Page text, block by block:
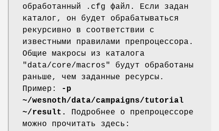
обработанный .cfg файл. Если задан
каталог, он будет обрабатываться
рекурсивно в соответствии с
известными правилами препроцессора.
Общие макросы из каталога
"data/core/macros" будут обработаны
раньше, чем заданные ресурсы.
Пример:
-p
~/wesnoth/data/campaigns/tutorial
~/result.
Подробнее о препроцессоре
можно прочитать здесь: